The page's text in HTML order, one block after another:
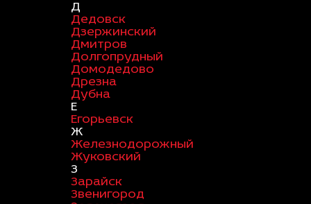
Д
Дедовск
Дзержинский
Дмитров
Долгопрудный
Домодедово
Дрезна
Дубна
Е
Егорьевск
Ж
Железнодорожный
Жуковский
З
Зарайск
Звенигород